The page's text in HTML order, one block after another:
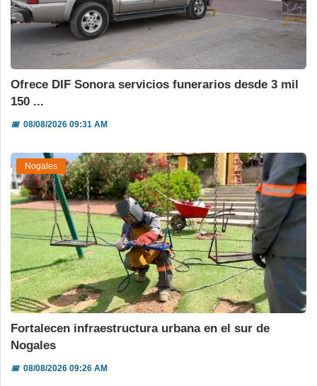
Ofrece DIF Sonora servicios funerarios desde 3 mil
150 ...
📅08/08/2026 09:31 AM
Nogales
Fortalecen infraestructura urbana en el sur de
Nogales
📅08/08/2026 09:26 AM